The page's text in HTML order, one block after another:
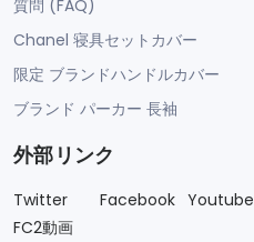
質問 (FAQ)
Chanel 寝具セットカバー
限定 ブランドハンドルカバー
ブランド パーカー 長袖
外部リンク
Twitter Facebook Youtube
FC2動画